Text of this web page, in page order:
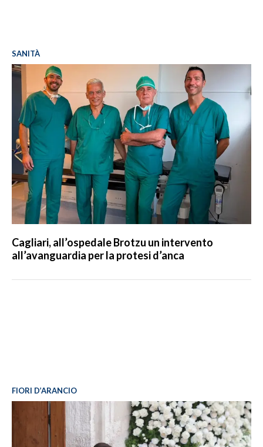
SANITÀ
Cagliari, all’ospedale Brotzu un intervento
all’avanguardia per la protesi d’anca
FIORI D’ARANCIO